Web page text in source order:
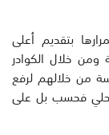
بتقديم أعلى
ومن خلال الكوادر
من خلالهم لرفع
فحسب بل على